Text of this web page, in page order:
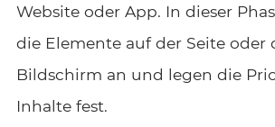
Website oder App. In dieser
die Elemente auf der Seite oder
Bildschirm an und legen die
Inhalte fest.